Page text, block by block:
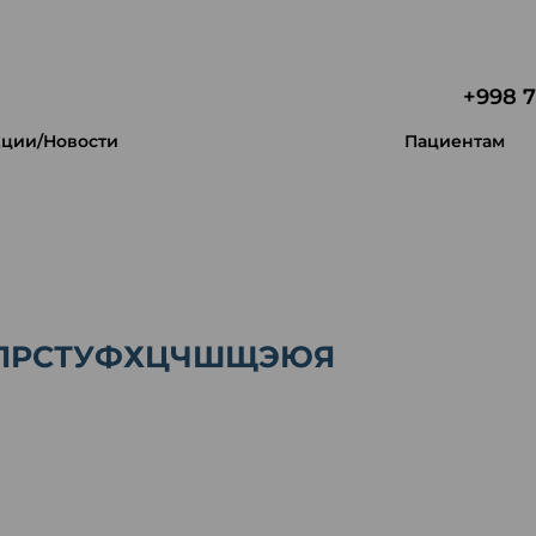
+998
Новости Пациентам
РСТУФХЦЧШЩЭЮЯ